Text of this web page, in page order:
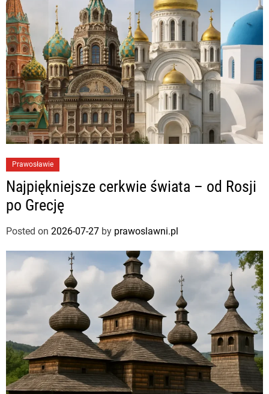
Prawosławie
Najpiękniejsze cerkwie świata – od Rosji
po Grecję
Posted on 2026-07-27 by prawoslawni.pl